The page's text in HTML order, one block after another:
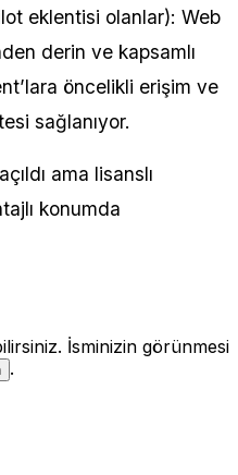
eklentisi olanlar): Web
derin ve kapsamlı
öncelikli erişim ve
sağlanıyor.
ama lisanslı
konumda
İsminizin görünmesi
.